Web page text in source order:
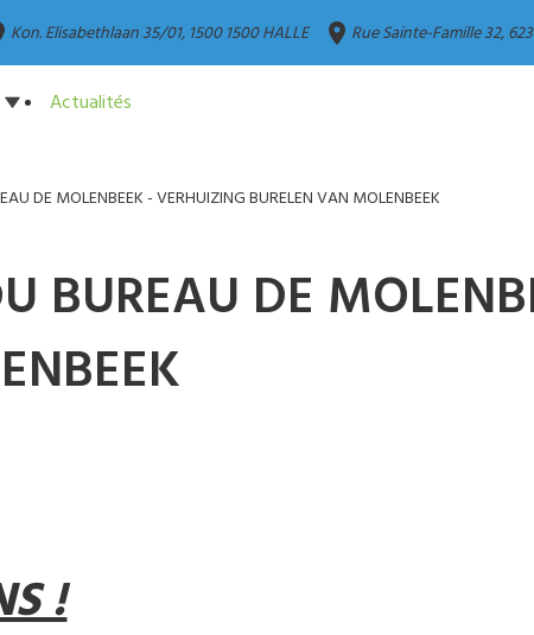
Kon. Elisabethlaan 35/01, 1500 1500 HALLE place Rue Sainte-Famille 32,
Actualités
DE MOLENBEEK - VERHUIZING BURELEN VAN MOLENBEEK
BUREAU DE
!